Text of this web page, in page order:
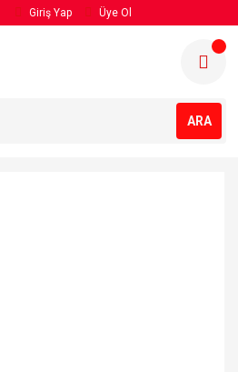
Giriş Yap Üye Ol
ARA